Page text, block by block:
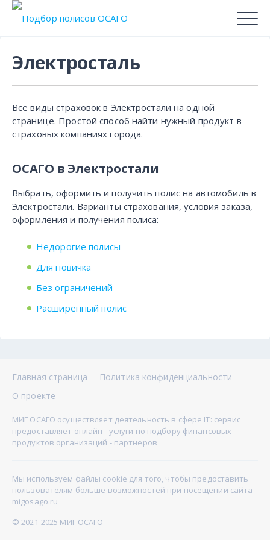
Электросталь
Все виды страховок в Электростали на одной
странице. Простой способ найти нужный продукт в
страховых компаниях города.
ОСАГО в Электростали
Выбрать, оформить и получить полис на автомобиль в
Электростали. Варианты страхования, условия заказа,
оформления и получения полиса:
Недорогие полисы
Для новичка
Без ограничений
Расширенный полис
Главная страница
Политика конфиденциальности
О проекте
МИГ ОСАГО осуществляет деятельность в сфере IT: сервис
предоставляет онлайн - услуги по подбору финансовых
продуктов организаций - партнеров
Мы используем файлы cookie для того, чтобы предоставить
пользователям больше возможностей при посещении сайта
migosago.ru
© 2021-2025 МИГ ОСАГО